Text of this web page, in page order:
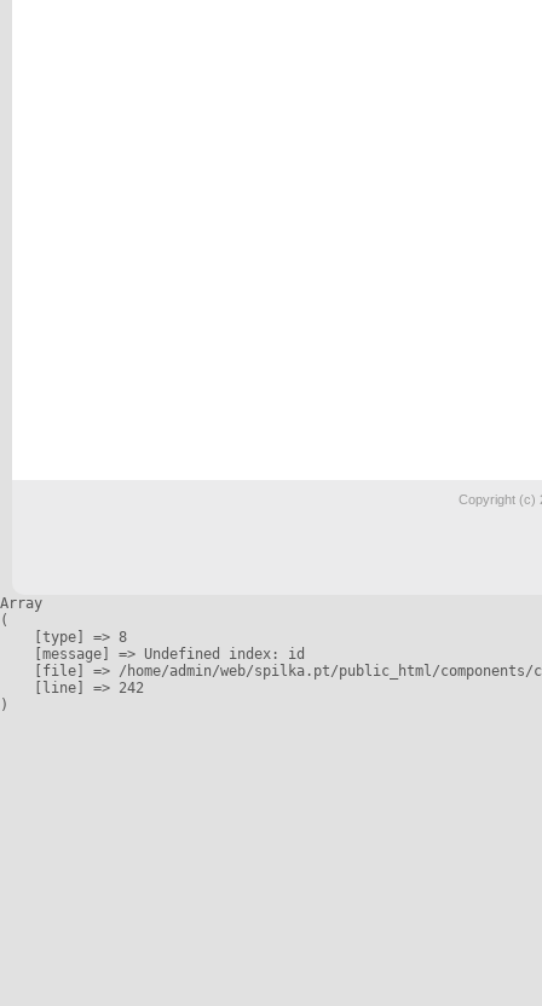
Copyright (c)
Array
(
    [type] => 8
    [message] => Undefined index: id
[file] => /home/admin/web/spilka.pt/public_html/
    [line] => 242